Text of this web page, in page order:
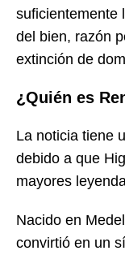
suficientemente
del bien, razón
extinción de
¿Quién es
La noticia tiene
debido a que
mayores
Nacido en
convirtió en un